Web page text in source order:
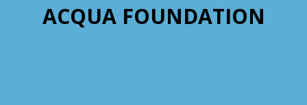
ACQUA FOUNDATION